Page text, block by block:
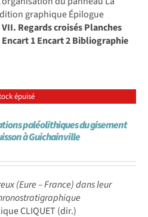
graphique Épilogue
VII. Regards croisés Planches
Encart 1Encart 2Bibliographie
épuisé
paléolithiques du gisement
à Guichainville
(Eure – France) dans leur
CLIQUET (dir.)